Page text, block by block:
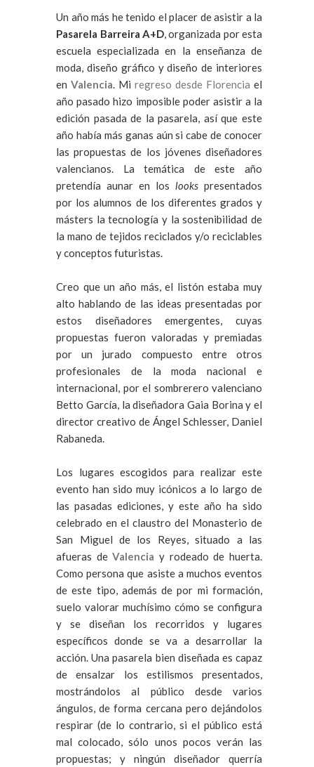
Un año más he tenido el placer de asistir a la
Pasarela Barreira A+D, organizada por esta
escuela especializada en la enseñanza de
moda, diseño gráfico y diseño de interiores
enValencia . Miregreso desde Florenciael
año pasado hizo imposible poder asistir a la
edición pasada de la pasarela, así que este
año había más ganas aún si cabe de conocer
las propuestas de los jóvenes diseñadores
valencianos. La temática de este año
pretendía aunar en los looks presentados
por los alumnos de los diferentes grados y
másters la tecnología y la sostenibilidad de
la mano de tejidos reciclados y/o reciclables
y conceptos futuristas.
Creo que un año más, el listón estaba muy
alto hablando de las ideas presentadas por
estos diseñadores emergentes, cuyas
propuestas fueron valoradas y premiadas
por un jurado compuesto entre otros
profesionales de la moda nacional e
internacional, por el sombrerero valenciano
Betto García, la diseñadora Gaia Borina y el
director creativo de Ángel Schlesser, Daniel
Rabaneda.
Los lugares escogidos para realizar este
evento han sido muy icónicos a lo largo de
las pasadas ediciones, y este año ha sido
celebrado en el claustro del Monasterio de
San Miguel de los Reyes, situado a las
afueras deValencia y rodeado de huerta.
Como persona que asiste a muchos eventos
de este tipo, además de por mi formación,
suelo valorar muchísimo cómo se configura
y se diseñan los recorridos y lugares
específicos donde se va a desarrollar la
acción. Una pasarela bien diseñada es capaz
de ensalzar los estilismos presentados,
mostrándolos al público desde varios
ángulos, de forma cercana pero dejándolos
respirar (de lo contrario, si el público está
mal colocado, sólo unos pocos verán las
propuestas; y ningún diseñador querría